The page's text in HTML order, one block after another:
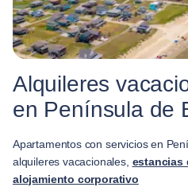
Alquileres
en Península de
Apartamentos con servicios en
alquileres vacacionales, estancias
alojamiento corporativo